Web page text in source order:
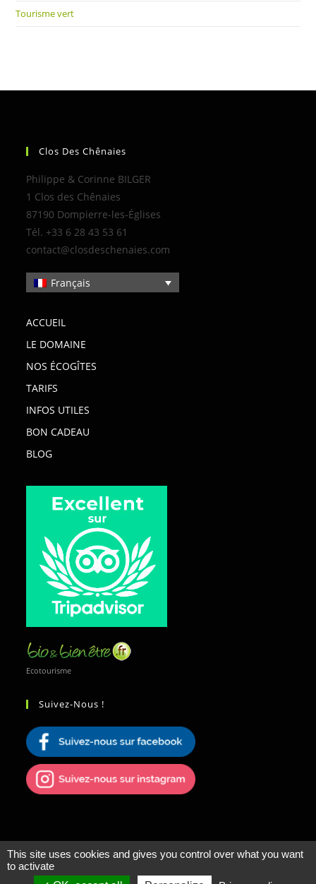
Tourisme vert
Clos Des Chênaies
Philippe & Corinne BILGER
1 Clos des Chênaies
87190 Dompierre-les-Églises
Tél. +33 6 28 43 53 61
contact@closdeschenaies.com
Français
ACCUEIL
LE DOMAINE
NOS ÉCOGÎTES
TARIFS
INFOS UTILES
BON CADEAU
BLOG
Ecotourisme
Suivez-Nous !
This site uses cookies and gives you control over what you want
to activate